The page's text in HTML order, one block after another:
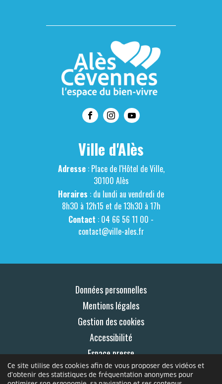
Ce site utilise des cookies afin de vous proposer des vidéos et
d'obtenir des statistiques de fréquentation anonymes pour
Ville d'Alès
Adresse: Place de l'Hôtel de Ville,
30100 Alès
Horaires : du lundi au vendredi de
8h30 à 12h15 et de 13h30 à 17h
Contact : 04 66 56 11 00 -
contact@ville-ales.fr
Données personnelles
Mentions légales
Gestion des cookies
Accessibilité
Espace presse
Contact